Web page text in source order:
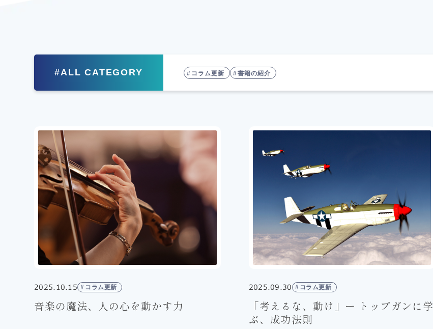
#ALL CATEGORY コラム更新 書籍の紹介
2025.10.15 コラム更新
音楽の魔法、人の心を動かす力
2025.09.30 コラム更新
「考えるな、動け」ー トップガンに学
ぶ、成功法則